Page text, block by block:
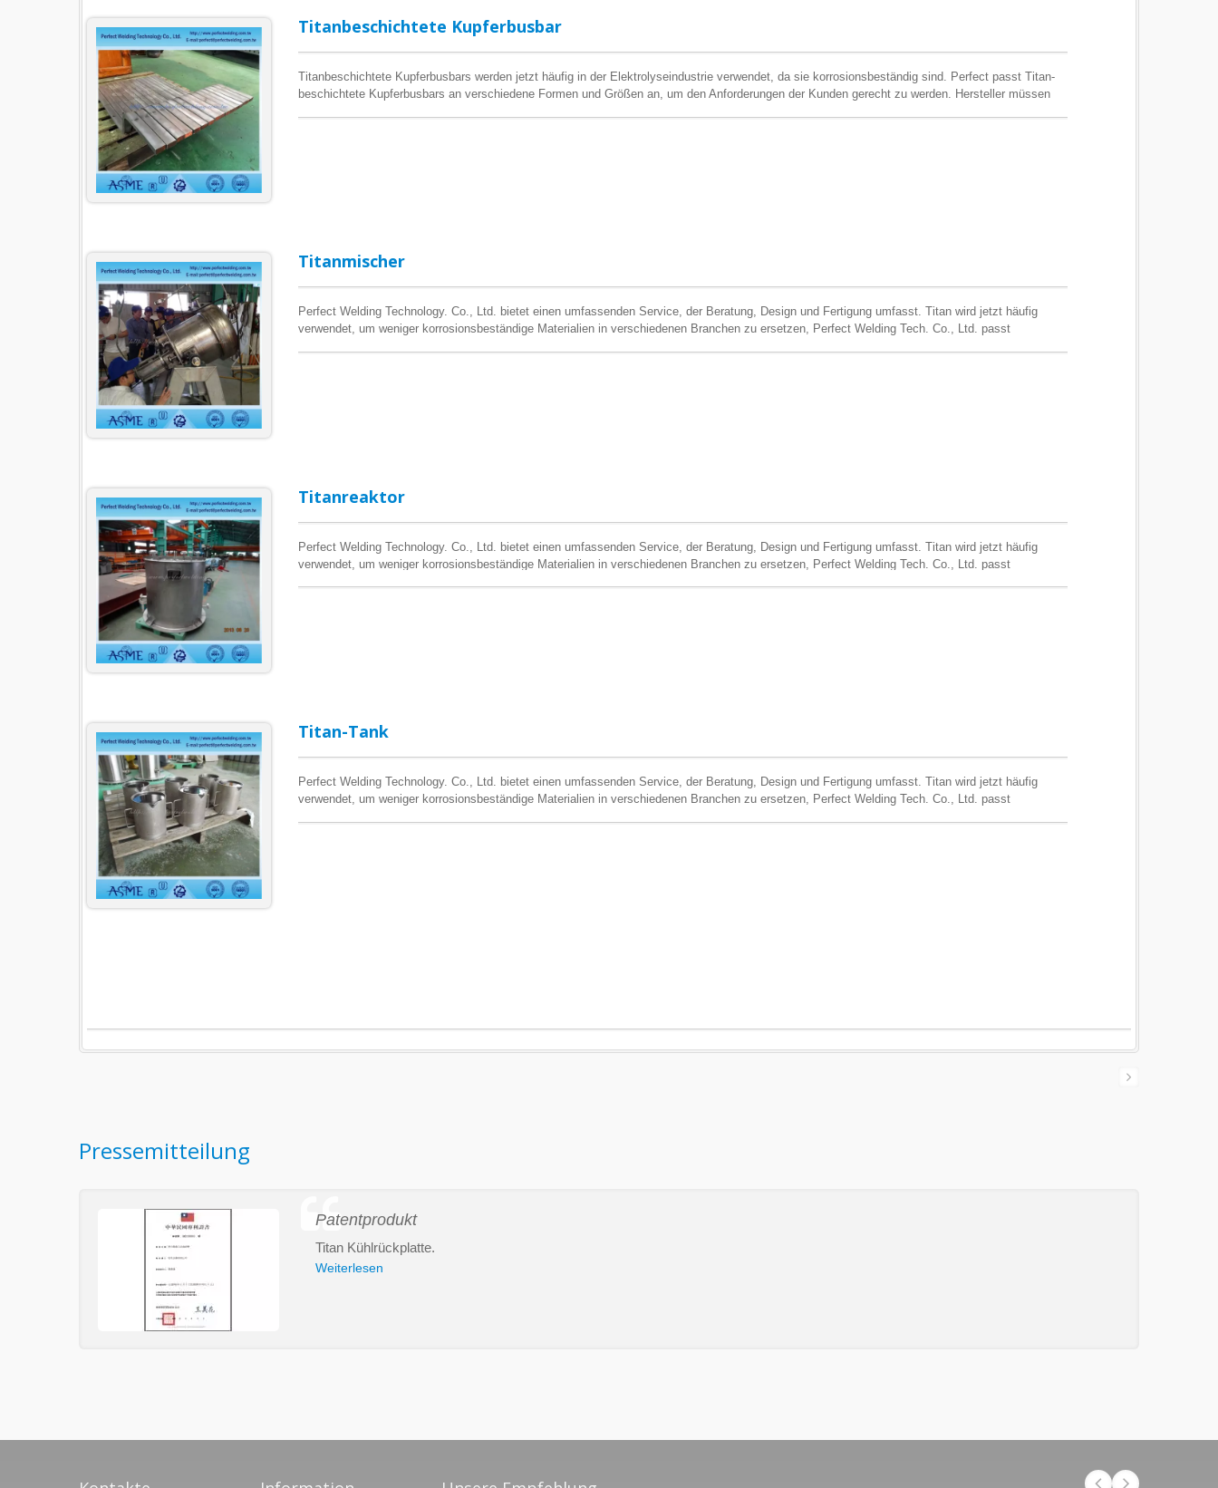
Titanbeschichtete Kupferbusbar
Titanbeschichtete Kupferbusbars werden jetzt häufig in der Elektrolyseindustrie verwendet, da sie korrosionsbeständig sind. Perfect passt Titan-
beschichtete Kupferbusbars an verschiedene Formen und Größen an, um den Anforderungen der Kunden gerecht zu werden. Hersteller müssen
Titanmischer
Perfect Welding Technology. Co., Ltd. bietet einen umfassenden Service, der Beratung, Design und Fertigung umfasst. Titan wird jetzt häufig
verwendet, um weniger korrosionsbeständige Materialien in verschiedenen Branchen zu ersetzen, Perfect Welding Tech. Co., Ltd. passt
Titanreaktor
Perfect Welding Technology. Co., Ltd. bietet einen umfassenden Service, der Beratung, Design und Fertigung umfasst. Titan wird jetzt häufig
verwendet, um weniger korrosionsbeständige Materialien in verschiedenen Branchen zu ersetzen, Perfect Welding Tech. Co., Ltd. passt
Titan-Tank
Perfect Welding Technology. Co., Ltd. bietet einen umfassenden Service, der Beratung, Design und Fertigung umfasst. Titan wird jetzt häufig
verwendet, um weniger korrosionsbeständige Materialien in verschiedenen Branchen zu ersetzen, Perfect Welding Tech. Co., Ltd. passt
Pressemitteilung
Patentprodukt
Titan Kühlrückplatte.
Weiterlesen